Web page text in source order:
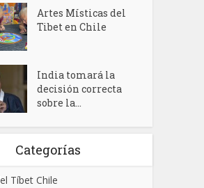
Artes Místicas del
Tibet en Chile
India tomará la
decisión correcta
sobre la...
Categorías
Tíbet Chile